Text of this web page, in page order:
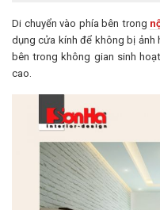
Di chuyển vào phía bên trong
dụng cửa kính để không bị
bên trong không gian sinh
cao.